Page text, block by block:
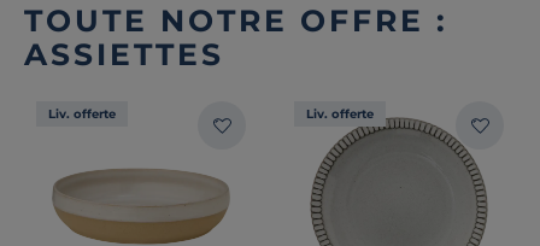
TOUTE NOTRE OFFRE :
ASSIETTES
Liv. offerte Liv. offerte